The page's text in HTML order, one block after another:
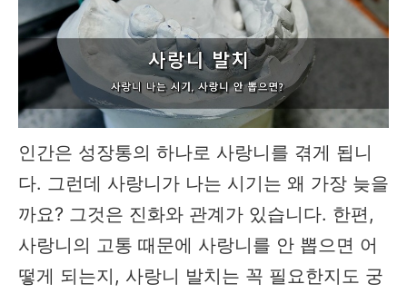
인간은 성장통의 하나로 사랑니를 겪게 됩니
다. 그런데 사랑니가 나는 시기는 왜 가장 늦을
까요? 그것은 진화와 관계가 있습니다. 한편,
사랑니의 고통 때문에 사랑니를 안 뽑으면 어
떻게 되는지, 사랑니 발치는 꼭 필요한지도 궁